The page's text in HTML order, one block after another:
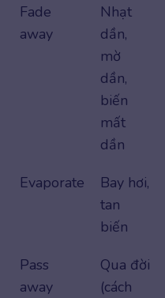
Fade
away
Nhạt
dần,
mờ
dần,
biến
mất
dần
Evaporate
Bay hơi,
tan
biến
Pass
away
Qua đời
(cách